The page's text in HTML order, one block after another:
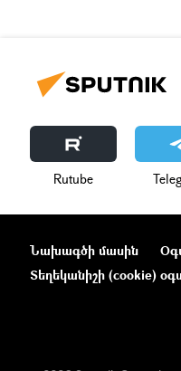
Rutube
Նախագծի մասին
Տեղեկանիշի (cookie)